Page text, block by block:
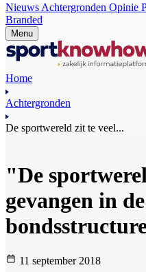
Nieuws Achtergronden Opinie
Branded
Menu
Home
Achtergronden
De sportwereld zit te veel...
"De
gevangen in de
11 september 2018